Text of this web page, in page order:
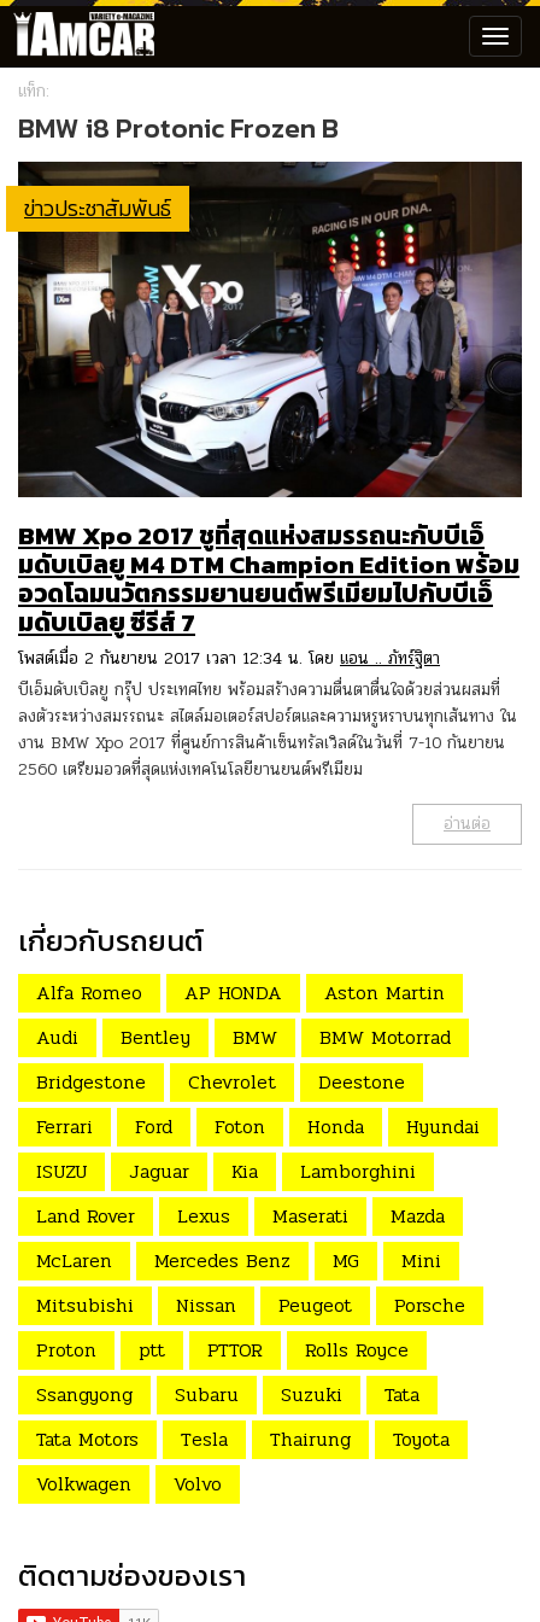
แท็ก:
BMW i8 Protonic Frozen B
ข่าวประชาสัมพันธ์
BMW Xpo 2017 ชูที่สุดแห่งสมรรถนะกับบีเอ็
มดับเบิลยู M4 DTM Champion Edition พร้อม
อวดโฉมนวัตกรรมยานยนต์พรีเมียมไปกับบีเอ็
มดับเบิลยู ซีรีส์ 7
โพสต์เมื่อ 2 กันยายน 2017 เวลา 12:34 น. โดย แอน .. ภัทร์ฐิตา
บีเอ็มดับเบิลยู กรุ๊ป ประเทศไทย พร้อมสร้างความตื่นตาตื่นใจด้วยส่วนผสมที่
ลงตัวระหว่างสมรรถนะ สไตล์มอเตอร์สปอร์ตและความหรูหราบนทุกเส้นทาง ใน
งาน BMW Xpo 2017 ที่ศูนย์การสินค้าเซ็นทรัลเวิลด์ในวันที่ 7-10 กันยายน
2560 เตรียมอวดที่สุดแห่งเทคโนโลยียานยนต์พรีเมียม
อ่านต่อ
เกี่ยวกับรถยนต์
Alfa Romeo AP HONDA
Aston Martin
Audi
Bentley BMW
BMW Motorrad
Bridgestone
Chevrolet
Deestone
Ferrari
Ford Foton Honda
Hyundai
ISUZU
Jaguar Kia
Lamborghini
Land Rover
Lexus Maserati
Mazda
McLaren
Mercedes Benz MG
Mini
Mitsubishi
Nissan Peugeot
Porsche
Proton
ptt PTTOR
Rolls Royce
Ssangyong
Subaru Suzuki
Tata
Tata Motors
Tesla Thairung
Toyota
Volkwagen
Volvo
ติดตามช่องของเรา